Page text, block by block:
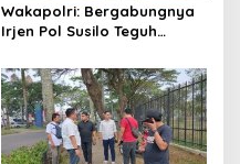
Wakapolri: Bergabungnya
Irjen Pol Susilo Teguh
Nasional Pusat Studi
Kepolisian